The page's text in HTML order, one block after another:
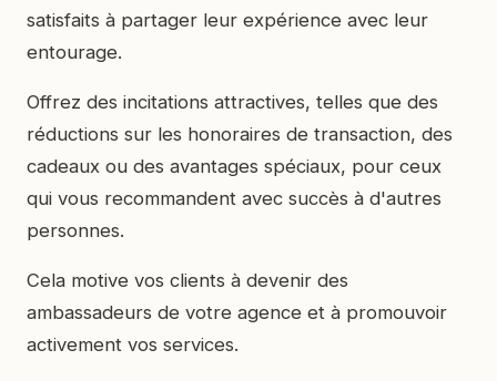
satisfaits à partager leur expérience avec leur
entourage.
Offrez des incitations attractives, telles que des
réductions sur les honoraires de transaction, des
cadeaux ou des avantages spéciaux, pour ceux
qui vous recommandent avec succès à d'autres
personnes.
Cela motive vos clients à devenir des
ambassadeurs de votre agence et à promouvoir
activement vos services.